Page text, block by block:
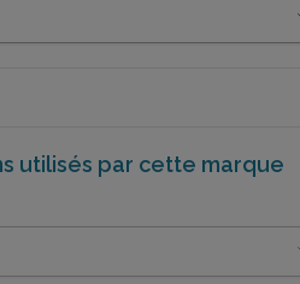
utilisés par cette marque